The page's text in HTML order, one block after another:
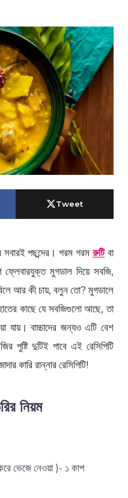
Tweet
সবারই পছন্দের। গরম গরমরুটিবা
ফ্লেবারযুক্ত মুগডাল দিয়ে সবজি,
আর কী চায়, বলুন তো? মুগডালে
কাছে যে সবজিগুলো আছে, তা
যায়। বাচ্চাদের জন্যও এটি বেশ
পুষ্টি দুটিই পাবে এই রেসিপিটি
কারি রান্নার রেসিপিটি!
নিয়ম
ভেজে নেওয়া )- ১ কাপ